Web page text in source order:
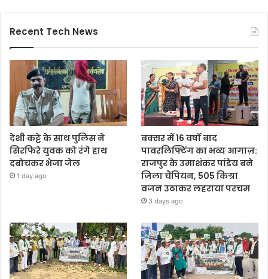
Recent Tech News
देशी कट्टे के साथ पुलिस ने
सिरफिरे युवक को रंगे हाथ
दबोचकर भेजा जेल
1 day ago
बक्सर में 16 वर्षों बाद
पावरलिफ्टिंग का भव्य आगाज़:
राजपुर के उमाशंकर पांडेय बने
जिला चैंपियन, 505 किग्रा
वजन उठाकर लहराया परचम
3 days ago